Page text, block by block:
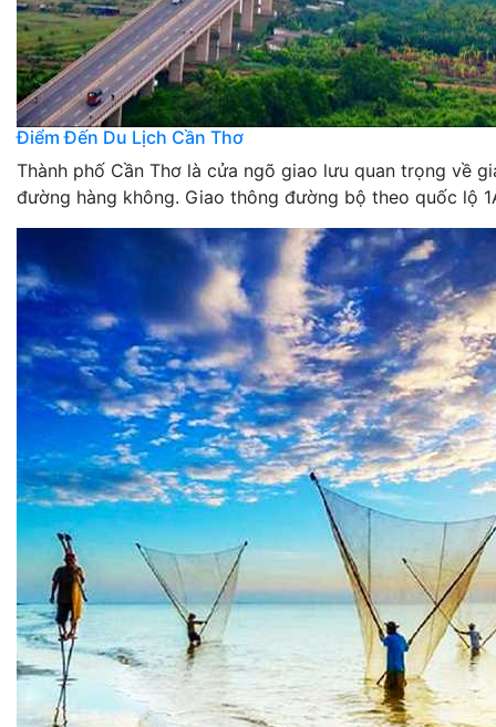
Điểm Đến Du Lịch Cần Thơ
Thành phố Cần Thơ là cửa ngõ giao lưu quan trọng về
đường hàng không. Giao thông đường bộ theo quốc lộ